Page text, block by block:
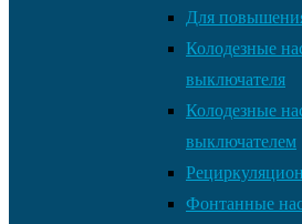
Для
Колодезные
выключателя
Колодезные
выключателем
Фонтанные